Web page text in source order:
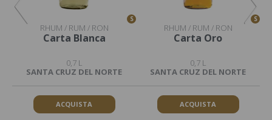
S
RHUM / RUM / RON
Carta Blanca
0,7 L
SANTA CRUZ DEL NORTE
ACQUISTA
S
RHUM / RUM / RON
Carta Oro
0,7 L
SANTA CRUZ DEL NORTE
ACQUISTA